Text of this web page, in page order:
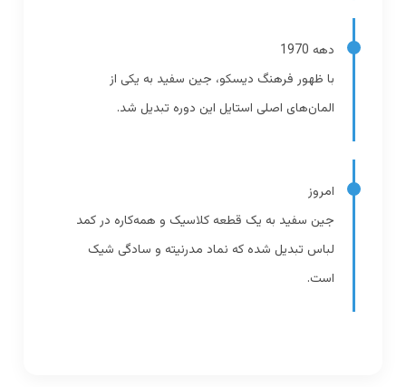
دهه 1970
با ظهور فرهنگ دیسکو، جین سفید به یکی از
المان‌های اصلی استایل این دوره تبدیل شد.
امروز
جین سفید به یک قطعه کلاسیک و همه‌کاره در کمد
لباس تبدیل شده که نماد مدرنیته و سادگی شیک
است.